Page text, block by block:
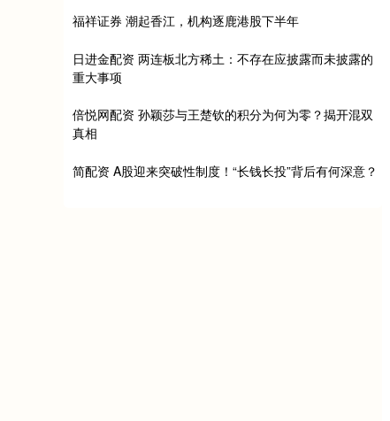
福祥证券 潮起香江，机构逐鹿港股下半年
日进金配资 两连板北方稀土：不存在应披露而未披露的
重大事项
倍悦网配资 孙颖莎与王楚钦的积分为何为零？揭开混双
真相
简配资 A股迎来突破性制度！“长钱长投”背后有何深意？